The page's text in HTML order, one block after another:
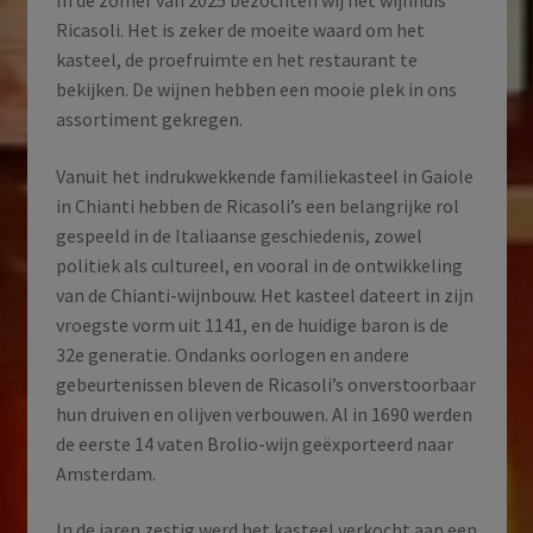
2015
aantal
Ricasoli. Het is zeker de moeite waard om het
kasteel, de proefruimte en het restaurant te
bekijken. De wijnen hebben een mooie plek in ons
assortiment gekregen.
Vanuit het indrukwekkende familiekasteel in Gaiole
in Chianti hebben de Ricasoli’s een belangrijke rol
gespeeld in de Italiaanse geschiedenis, zowel
politiek als cultureel, en vooral in de ontwikkeling
van de Chianti-wijnbouw. Het kasteel dateert in zijn
vroegste vorm uit 1141, en de huidige baron is de
32e generatie. Ondanks oorlogen en andere
gebeurtenissen bleven de Ricasoli’s onverstoorbaar
hun druiven en olijven verbouwen. Al in 1690 werden
de eerste 14 vaten Brolio-wijn geëxporteerd naar
Amsterdam.